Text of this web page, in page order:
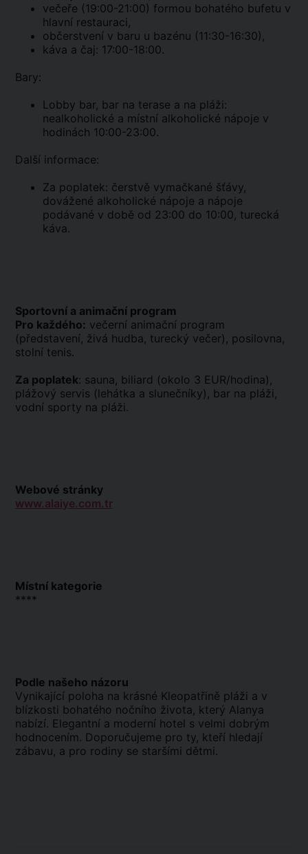
večeře (19:00-21:00) formou bohatého bufetu v
hlavní restauraci,
občerstvení v baru u bazénu (11:30-16:30),
káva a čaj: 17:00-18:00.
Bary:
Lobby bar, bar na terase a na pláži:
nealkoholické a místní alkoholické nápoje v
hodinách 10:00-23:00.
Další informace:
Za poplatek: čerstvě vymačkané šťávy,
dovážené alkoholické nápoje a nápoje
podávané v době od 23:00 do 10:00, turecká
káva.
Sportovní a animační program
Pro každého: večerní animační program
(představení, živá hudba, turecký večer), posilovna,
stolní tenis.
Za poplatek: sauna, biliard (okolo 3 EUR/hodina),
plážový servis (lehátka a slunečníky), bar na pláži,
vodní sporty na pláži.
Webové stránky
www.alaiye.com.tr
Místní kategorie
****
Podle našeho názoru
Vynikající poloha na krásné Kleopatřině pláži a v
blízkosti bohatého nočního života, který Alanya
nabízí. Elegantní a moderní hotel s velmi dobrým
hodnocením. Doporučujeme pro ty, kteří hledají
zábavu, a pro rodiny se staršími dětmi.